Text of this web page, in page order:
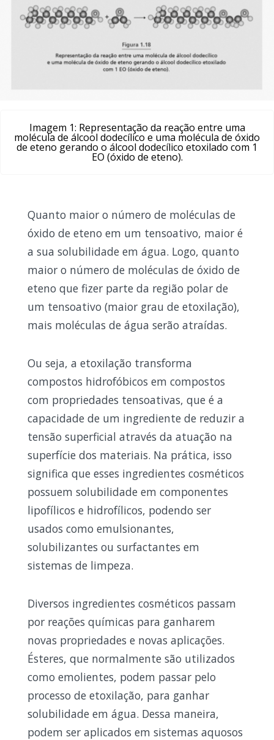
Imagem 1: Representação da reação entre uma
molécula de álcool dodecílico e uma molécula de óxido
de eteno gerando o álcool dodecílico etoxilado com 1
EO (óxido de eteno).
Quanto maior o número de moléculas de
óxido de eteno em um tensoativo, maior é
a sua solubilidade em água. Logo, quanto
maior o número de moléculas de óxido de
eteno que fizer parte da região polar de
um tensoativo (maior grau de etoxilação),
mais moléculas de água serão atraídas.
Ou seja, a etoxilação transforma
compostos hidrofóbicos em compostos
com propriedades tensoativas, que é a
capacidade de um ingrediente de reduzir a
tensão superficial através da atuação na
superfície dos materiais. Na prática, isso
significa que esses ingredientes cosméticos
possuem solubilidade em componentes
lipofílicos e hidrofílicos, podendo ser
usados como emulsionantes,
solubilizantes ou surfactantes em
sistemas de limpeza.
Diversos ingredientes cosméticos passam
por reações químicas para ganharem
novas propriedades e novas aplicações.
Ésteres, que normalmente são utilizados
como emolientes, podem passar pelo
processo de etoxilação, para ganhar
solubilidade em água. Dessa maneira,
podem ser aplicados em sistemas aquosos